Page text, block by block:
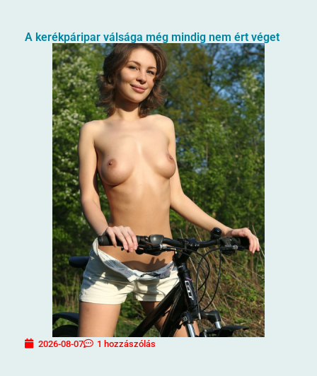
A kerékpáripar válsága még mindig nem ért véget
2026-08-07 1 hozzászólás